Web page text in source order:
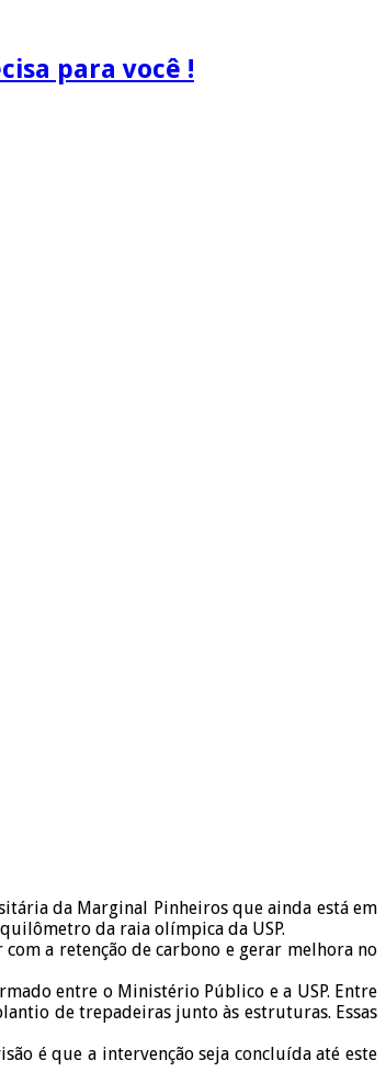
para você !
da Marginal Pinheiros que ainda está em
da raia olímpica da USP.
a retenção de carbono e gerar melhora no
entre o Ministério Público e a USP. Entre
de trepadeiras junto às estruturas. Essas
é que a intervenção seja concluída até este